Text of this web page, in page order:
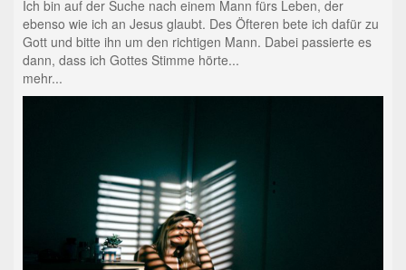
Ich bin auf der Suche nach einem Mann fürs Leben, der
ebenso wie ich an Jesus glaubt. Des Öfteren bete ich dafür zu
Gott und bitte ihn um den richtigen Mann. Dabei passierte es
dann, dass ich Gottes Stimme hörte...
mehr...